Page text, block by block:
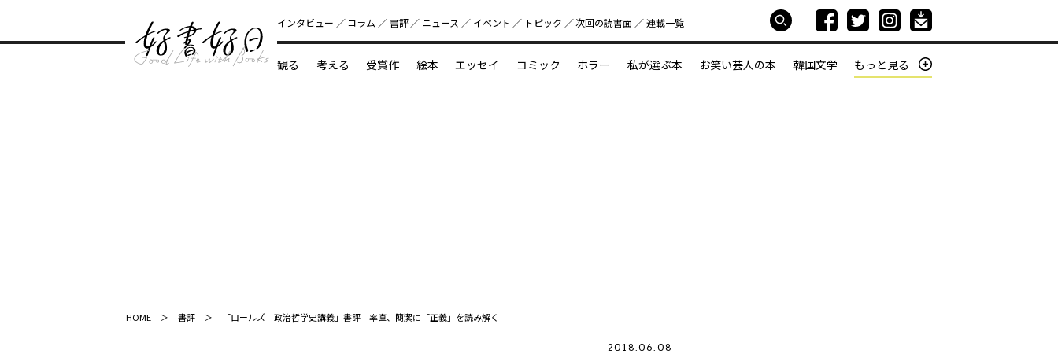
好書好日
インタビュー コラム 書評 ニュース イベント トピック 次回の読書⾯ 連載一覧
観る 考える 受賞作 絵本 エッセイ コミック ホラー 私が選ぶ本 お笑い芸人の本 韓国文学 もっと見る
HOME 書評 「ロールズ 政治哲学史講義」書評 率直、簡潔に「正義」を読み解く
2018.06.08